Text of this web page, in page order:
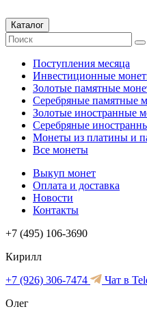
Каталог
Поступления месяца
Инвестиционные
Золотые памятные
Серебряные памятные
Золотые иностранные
Серебряные
Монеты из платины и
Все монеты
Выкуп монет
Оплата и доставка
Новости
Контакты
+7 (495) 106-3690
Кирилл
+7 (926) 306-7474
Чат в
Олег